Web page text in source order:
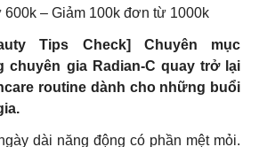
– Giảm 100k đơn từ 1000k
Tips Check] Chuyên mục
chuyên gia Radian-C quay trở lại
routine dành cho những buổi
dài năng động có phần mệt mỏi.